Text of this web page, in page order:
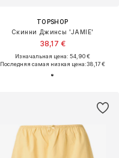
TOPSHOP
Скинни Джинсы 'JAMIE'
38,17 €
Изначальная цена: 54,90 €
Последняя самая низкая цена:38,17 €